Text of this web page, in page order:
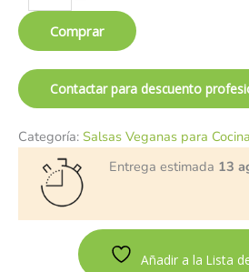
Comprar
Contactar para descuento
Categoría: Salsas Veganas para
Entrega estimada 13
Añadir a la Lista